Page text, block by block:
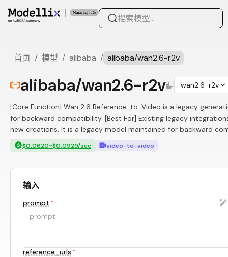
首页 / 模型 / alibaba / alibaba/wan2.6-r2v
alibaba/wan2.6-r2v wan2.6-r2v
[Core Function] Wan 2.6 Reference-to-Video is a legacy
for backward compatibility. [Best For] Existing legacy
new creations. It is a legacy model maintained for backward
$0.0620~$0.0929/sec video-to-video
输入
prompt *
reference_urls *